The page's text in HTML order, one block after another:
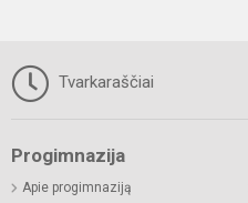
Tvarkaraščiai
Progimnazija
Apie progimnaziją